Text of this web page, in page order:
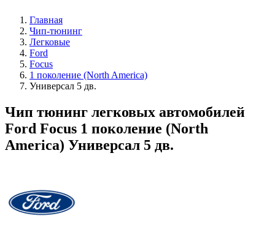
Главная
Чип-тюнинг
Легковые
Ford
Focus
1 поколение (North America)
Универсал 5 дв.
Чип тюнинг легковых автомобилей
Ford Focus 1 поколение (North
America) Универсал 5 дв.